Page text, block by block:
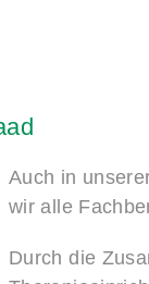
Auch in
wir alle
Durch die